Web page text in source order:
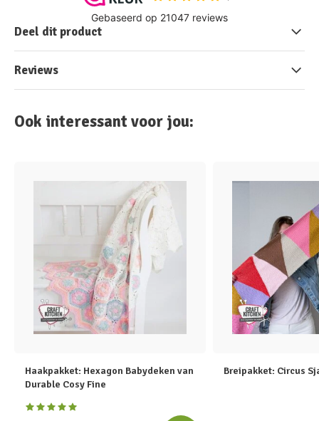
Deel dit product
Reviews
Ook interessant voor jou:
Haakpakket: Hexagon Babydeken van
Durable Cosy Fine
Breipakket: Circus